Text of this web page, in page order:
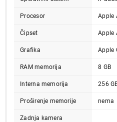
Procesor Apple
Čipset Apple
Grafika Apple
RAM memorija 8 GB
Interna memorija 256
Proširenje memorije nema
Zadnja kamera